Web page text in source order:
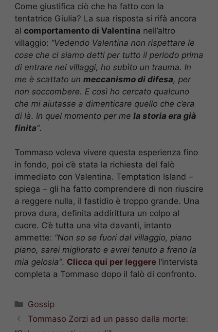
Come giustifica ciò che ha fatto con la
tentatrice Giulia? La sua risposta si rifà ancora
al comportamento di Valentina nell’altro
villaggio: “Vedendo Valentina non rispettare le
cose che ci siamo detti per tutto il periodo prima
di entrare nei villaggi, ho subìto un trauma. In
me è scattato un meccanismo di difesa, per
non soccombere. E così ho cercato qualcuno
che mi aiutasse a dimenticare quello che c’era
di là. In quel momento per me la storia era già
finita“.
Tommaso voleva vivere questa esperienza fino
in fondo, poi c’è stata la richiesta del falò
immediato con Valentina. Temptation Island –
spiega – gli ha fatto comprendere di non riuscire
a reggere nulla, il fastidio è troppo grande. Una
prova dura, definita addirittura un colpo al
cuore. C’è tutta una vita davanti, intanto
ammette: “Non so se fuori dal villaggio, piano
piano, sarei migliorato e avrei tenuto a freno la
mia gelosia”. Clicca qui per leggere l’intervista
completa a Tommaso dopo il falò di confronto.
Categorie
Gossip
Tommaso Zorzi ad un passo dalla morte: